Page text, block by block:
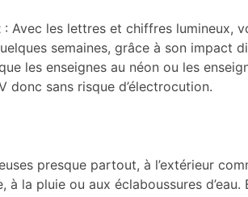
: Avec les lettres et chiffres lumineux,
semaines, grâce à son impact
les enseignes au néon ou les
donc sans risque d’électrocution.
presque partout, à l’extérieur
à la pluie ou aux éclaboussures